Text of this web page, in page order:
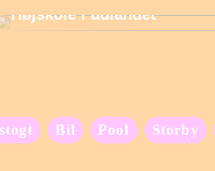
Højskole i udlandet
Bil Pool Storby